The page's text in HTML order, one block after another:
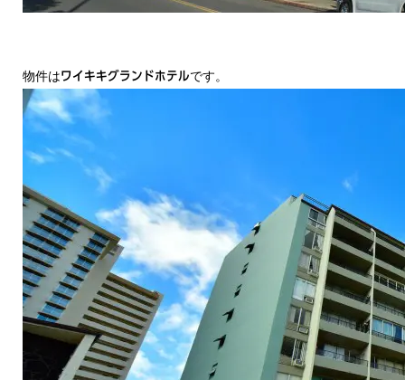
物件はワイキキグランドホテルです。